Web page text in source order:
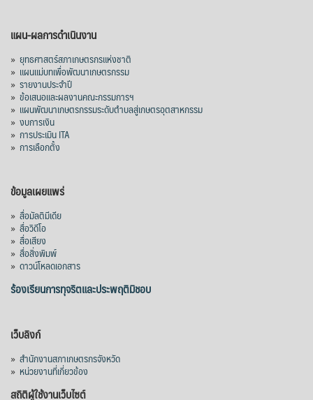
View on Facebook
สภาเกษตรกรแห่งชาติ
4 days ago
คณะรัฐมนตรี อนุมัติโครงการอ่างเก็บน้ำ
คลองวังโตนด วงเงิน 7,200 ล้านบาท สะท้อน
ผลสำเร็จการผลักดันข้อเสนอเชิงนโยบายของ
อนุมัติโครงการอ่างเก็บน้ำคลองวังโตนด
จังหวัดจันทบุรี กรอบวงเงิน 7,200 ล้านบาท
กำหนดระยะเวลาดำเนินงาน 7 ปี (พ.ศ. 2570–
2576) โดยโครงการมีความจุ 99.50 ล้าน
ลูกบาศก์เมตร สามารถสนับสนุนพื้นที่
ชลประทานกว่า 87,700 ไร่ เพิ่ม
View on Facebook
แผน-ผลการดำเนินงาน
» ยุทธศาสตร์สภาเกษตรกรแห่งชาติ
» แผนแม่บทเพื่อพัฒนาเกษตรกรรม
» รายงานประจำปี
» ข้อเสนอและผลงานคณะกรรมการฯ
» แผนพัฒนาเกษตรกรรมระดับตำบลสู่เกษตรอุตสาหกรรม
» งบการเงิน
» การประเมิน ITA
» การเลือกตั้ง
ข้อมูลเผยแพร่
» สื่อมัลติมีเดีย
» สื่อวิดีโอ
» สื่อเสียง
» สื่อสิ่งพิมพ์
» ดาวน์โหลดเอกสาร
ร้องเรียนการทุจริตและประพฤติมิชอบ
เว็บลิงก์
» สำนักงานสภาเกษตรกรจังหวัด
» หน่วยงานที่เกี่ยวข้อง
สถิติผู้ใช้งานเว็บไซต์